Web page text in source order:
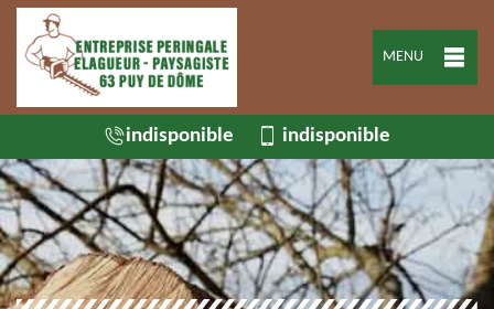
MENU
indisponible indisponible